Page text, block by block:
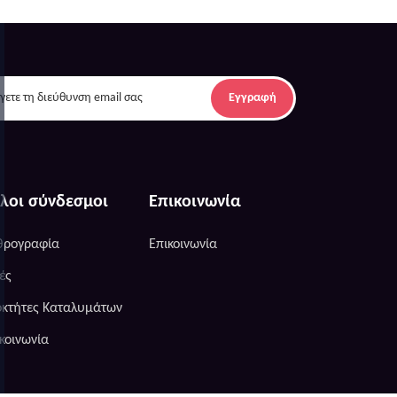
Εγγραφή
σύνδεσμοι
Καταλυμάτων
Επικοινωνία
Επικοινωνία